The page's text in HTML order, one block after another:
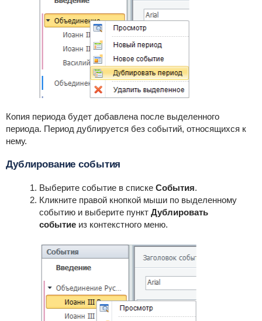
Копия периода будет добавлена после выделенного
периода. Период дублируется без событий, относящихся к
нему.
Дублирование события
Выберите событие в списке События.
Кликните правой кнопкой мыши по выделенному
событию и выберите пункт Дублировать
событиеиз контекстного меню.